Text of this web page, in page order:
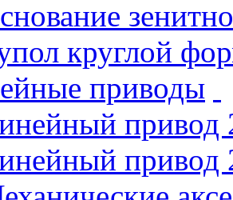
круглой
приводы
привод
привод